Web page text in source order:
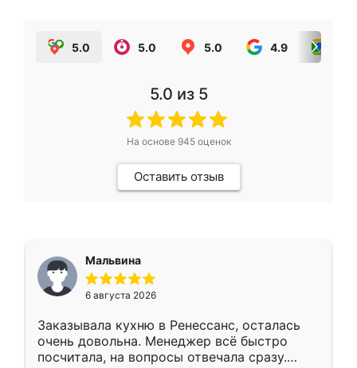
5.0 5.0 5.0 4.9
5.0 из 5
На основе 945оценок
Оставить отзыв
Мальвина
6 августа 2026
Заказывала кухню в Ренессанс, осталась
очень довольна. Менеджер всё быстро
посчитала, на вопросы отвечала сразу.